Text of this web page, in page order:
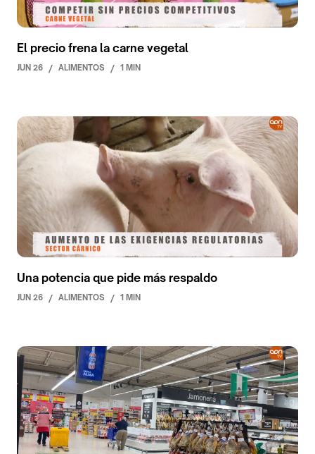
El precio frena la carne vegetal
JUN 26 / ALIMENTOS / 1 MIN
Una potencia que pide más respaldo
JUN 26 / ALIMENTOS / 1 MIN